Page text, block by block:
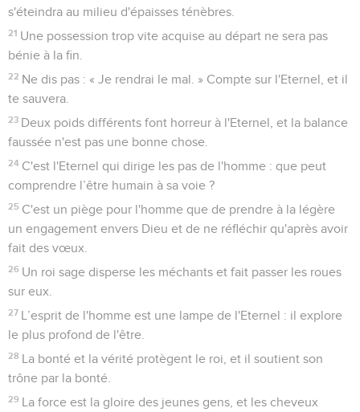
s'éteindra au milieu d'épaisses ténèbres.
21 Une possession trop vite acquise au départ ne sera pas
bénie à la fin.
22 Ne dis pas : « Je rendrai le mal. » Compte sur l'Eternel, et il
te sauvera.
23 Deux poids différents font horreur à l'Eternel, et la balance
faussée n'est pas une bonne chose.
24 C'est l'Eternel qui dirige les pas de l'homme : que peut
comprendre l’être humain à sa voie ?
25 C'est un piège pour l'homme que de prendre à la légère
un engagement envers Dieu et de ne réfléchir qu'après avoir
fait des vœux.
26 Un roi sage disperse les méchants et fait passer les roues
sur eux.
27 L’esprit de l'homme est une lampe de l'Eternel : il explore
le plus profond de l'être.
28 La bonté et la vérité protègent le roi, et il soutient son
trône par la bonté.
29 La force est la gloire des jeunes gens, et les cheveux